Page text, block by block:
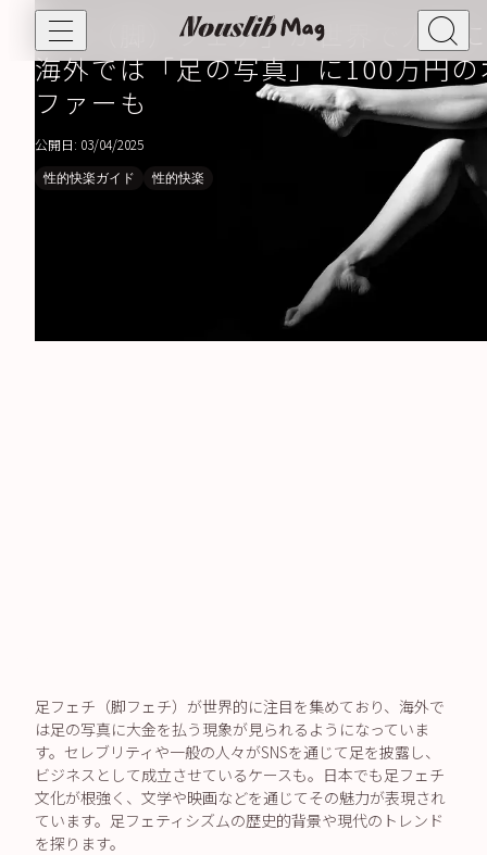
自由恋愛
ポリアモリー
カンダウリズム
「足（脚）フェチ」が世界で人気
海外では「足の写真」に100万円の
ファーも
公開日: 03/04/2025
性的快楽ガイド
性的快楽
足フェチ（脚フェチ）が世界的に注目を集めており、海外で
は足の写真に大金を払う現象が見られるようになっていま
す。セレブリティや一般の人々がSNSを通じて足を披露し、
ビジネスとして成立させているケースも。日本でも足フェチ
文化が根強く、文学や映画などを通じてその魅力が表現され
ています。足フェティシズムの歴史的背景や現代のトレンド
を探ります。